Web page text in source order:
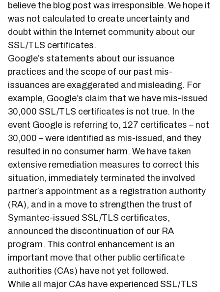
believe the blog post was irresponsible. We hope it
was not calculated to create uncertainty and
doubt within the Internet community about our
SSL/TLS certificates.
Google’s statements about our issuance
practices and the scope of our past mis-
issuances are exaggerated and misleading. For
example, Google’s claim that we have mis-issued
30,000 SSL/TLS certificates is not true. In the
event Google is referring to, 127 certificates – not
30,000 – were identified as mis-issued, and they
resulted in no consumer harm. We have taken
extensive remediation measures to correct this
situation, immediately terminated the involved
partner’s appointment as a registration authority
(RA), and in a move to strengthen the trust of
Symantec-issued SSL/TLS certificates,
announced the discontinuation of our RA
program. This control enhancement is an
important move that other public certificate
authorities (CAs) have not yet followed.
While all major CAs have experienced SSL/TLS